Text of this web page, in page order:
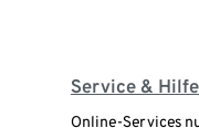
Service & Hilfe
Online-Services